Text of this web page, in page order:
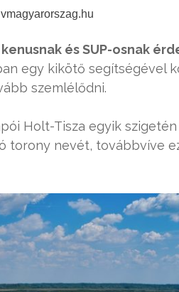
és SUP-osnak
egy kikötő segítségével
szemlélődni.
Holt-Tisza egyik
torony nevét, továbbvíve